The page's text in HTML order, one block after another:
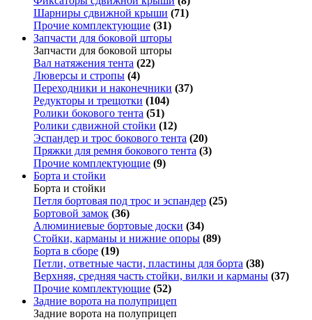
Шарниры сдвижной крыши (71)
Прочие комплектующие (31)
Запчасти для боковой шторы
Запчасти для боковой шторы
Вал натяжения тента (22)
Люверсы и стропы (4)
Переходники и наконечники (37)
Редукторы и трещотки (104)
Ролики бокового тента (51)
Ролики сдвижной стойки (12)
Эспандер и трос бокового тента (20)
Пряжки для ремня бокового тента (3)
Прочие комплектующие (9)
Борта и стойки
Борта и стойки
Петля бортовая под трос и эспандер (25)
Бортовой замок (36)
Алюминиевые бортовые доски (34)
Стойки, карманы и нижние опоры (89)
Борта в сборе (19)
Петли, ответные части, пластины для борта (38)
Верхняя, средняя часть стойки, вилки и карманы (37)
Прочие комплектующие (52)
Задние ворота на полуприцеп
Задние ворота на полуприцеп